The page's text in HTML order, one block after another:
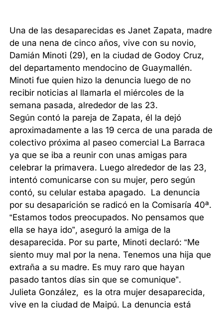
Una de las desaparecidas es Janet Zapata, madre
de una nena de cinco años, vive con su novio,
Damián Minoti (29), en la ciudad de Godoy Cruz,
del departamento mendocino de Guaymallén.
Minoti fue quien hizo la denuncia luego de no
recibir noticias al llamarla el miércoles de la
semana pasada, alrededor de las 23.
Según contó la pareja de Zapata, él la dejó
aproximadamente a las 19 cerca de una parada de
colectivo próxima al paseo comercial La Barraca
ya que se iba a reunir con unas amigas para
celebrar la primavera. Luego alrededor de las 23,
intentó comunicarse con su mujer, pero según
contó, su celular estaba apagado. La denuncia
por su desaparición se radicó en la Comisaría 40ª.
“Estamos todos preocupados. No pensamos que
ella se haya ido”, aseguró la amiga de la
desaparecida. Por su parte, Minoti declaró: “Me
siento muy mal por la nena. Tenemos una hija que
extraña a su madre. Es muy raro que hayan
pasado tantos días sin que se comunique”.
Julieta González, es la otra mujer desaparecida,
vive en la ciudad de Maipú. La denuncia está